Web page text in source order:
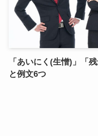
「あいにく(生憎)」「
と例文6つ